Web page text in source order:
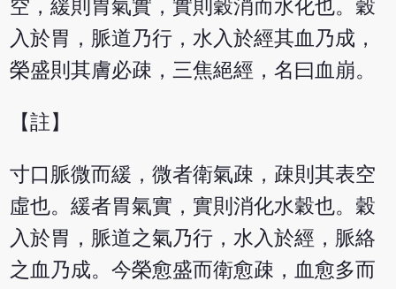
空，緩則胃氣實，實則穀消而水化也。穀
入於胃，脈道乃行，水入於經其血乃成，
榮盛則其膚必疎，三焦絕經，名曰血崩。
【註】
寸口脈微而緩，微者衛氣疎，疎則其表空
虛也。緩者胃氣實，實則消化水穀也。穀
入於胃，脈道之氣乃行，水入於經，脈絡
之血乃成。今榮愈盛而衛愈疎，血愈多而